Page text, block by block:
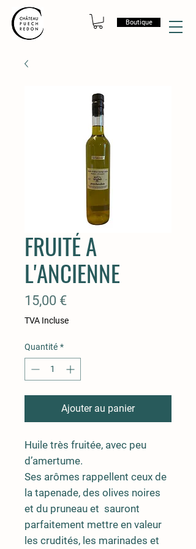
Boutique
FRUITÉ A
L'ANCIENNE
15,00 €Prix
TVA Incluse
Quantité *
Ajouter au panier
Huile très fruitée, avec peu
d’amertume.
Ses arômes rappellent ceux de
la tapenade, des olives noires
et du pruneau et sauront
parfaitement mettre en valeur
les crudités, les marinades et